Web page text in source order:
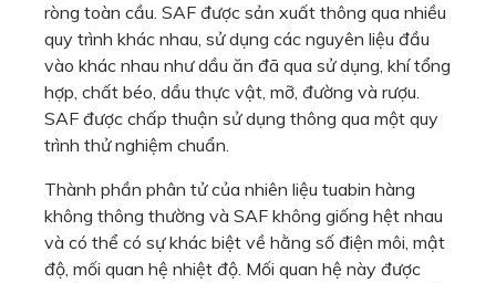
NittoSeiko Analytech
(Mitsubishi)
Máy đo điện trở suất bột tự động
Máy đo điện trở suất Loresta-GXⅡ
AQF-5000H Hệ thống nung đốt
Máy đo lưu huỳnh trong xăng dầu
Máy đo lưu huỳnh trong khí hóa
Máy đo lưu huỳnh trong khí xăng
ròng toàn cầu. SAF được sản xuất thông qua nhiều
quy trình khác nhau, sử dụng các nguyên liệu đầu
vào khác nhau như dầu ăn đã qua sử dụng, khí tổng
hợp, chất béo, dầu thực vật, mỡ, đường và rượu.
SAF được chấp thuận sử dụng thông qua một quy
trình thử nghiệm chuẩn.
Thành phần phân tử của nhiên liệu tuabin hàng
không thông thường và SAF không giống hệt nhau
và có thể có sự khác biệt về hằng số điện môi, mật
độ, mối quan hệ nhiệt độ. Mối quan hệ này được